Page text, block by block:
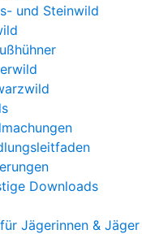
und Steinwild
Downloads
Jägerinnen & Jäger